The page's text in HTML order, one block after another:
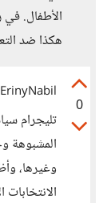
الأطفال.
هكذا ضد
0
ErinyNabil
تليجرام
المشبوهة
وغيرها،